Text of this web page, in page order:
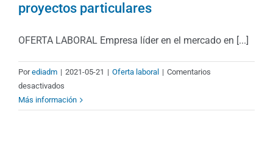
proyectos particulares
OFERTA LABORAL Empresa líder en el mercado en [...]
Porediadm | 2021-05-21 | Oferta laboral | Comentarios
desactivados
Diseñador
en
Más información